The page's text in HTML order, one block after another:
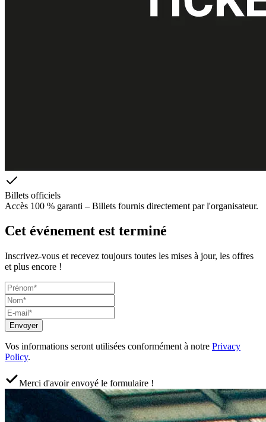
Billets officiels
Accès 100 % garanti – Billets fournis directement par l'organisateur.
Cet événement est terminé
Inscrivez-vous et recevez toujours toutes les mises à jour, les offres
et plus encore !
Envoyer
Vos informations seront utilisées conformément à notre Privacy
Policy.
Merci d'avoir envoyé le formulaire !